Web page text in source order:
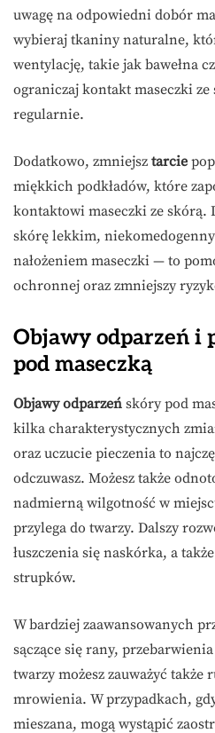
uwagę na odpowiedni dobór
wybieraj tkaniny naturalne,
wentylację, takie jak bawełna
ograniczaj kontakt maseczki
regularnie.
Dodatkowo, zmniejsz tarcie
miękkich podkładów, które
kontaktowi maseczki ze skórą.
skórę lekkim,
nałożeniem maseczki — to
ochronnej oraz zmniejszy
Objawy odparzeń i
pod maseczką
Objawy odparzeń skóry pod
kilka charakterystycznych
oraz uczucie pieczenia to
odczuwasz. Możesz także
nadmierną wilgotność w
przylega do twarzy. Dalszy
łuszczenia się naskórka, a
strupków.
W bardziej zaawansowanych
sączące się rany,
twarzy możesz zauważyć także
mrowienia. W przypadkach,
mieszana, mogą wystąpić